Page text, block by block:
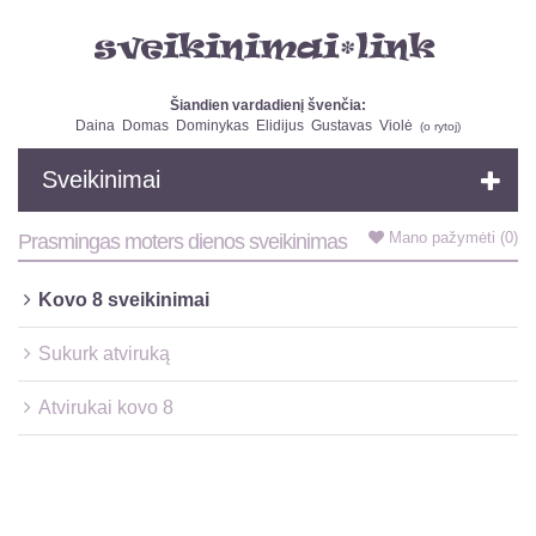
Šiandien vardadienį švenčia:
Daina Domas Dominykas Elidijus Gustavas Violė (o rytoj)
Sveikinimai
Mano pažymėti (0)
Prasmingas moters dienos sveikinimas
Kovo 8 sveikinimai
Sukurk atviruką
Atvirukai kovo 8